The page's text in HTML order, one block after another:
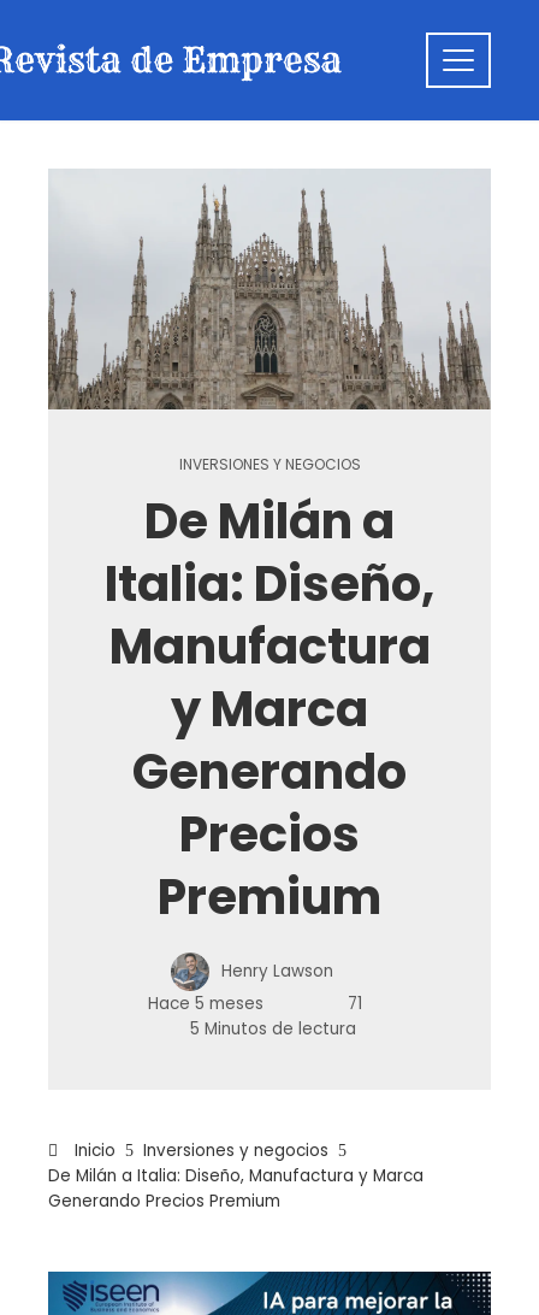
INVERSIONES Y NEGOCIOS
De Milán a
Italia: Diseño,
Manufactura
y Marca
Generando
Precios
Premium
Henry Lawson
Hace 5 meses
71
5 Minutos de lectura
Inicio
Inversiones y negocios
De Milán a Italia: Diseño, Manufactura y Marca
Generando Precios Premium